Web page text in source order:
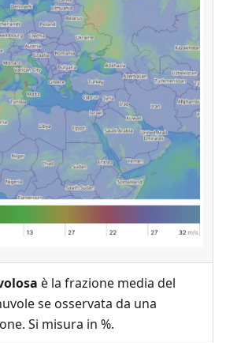
è la frazione media del
se osservata da una
Si misura in %.